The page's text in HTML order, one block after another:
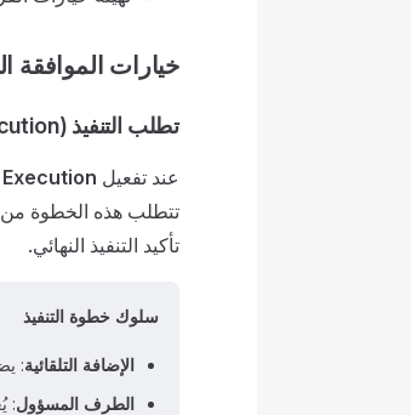
خيارات الموافقة
تطلب التنفيذ (Require Execution)
عند تفعيل
تتطلب هذه الخطوة من
تأكيد التنفيذ النهائي.
سلوك خطوة التنفيذ
الإضافة التلقائية:
الطرف المسؤول: